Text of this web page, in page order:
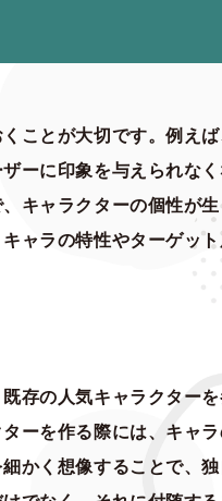
ことが大切です。例え
ーに印象を与えられな
キャラクターの個性が
ャラの特性やターゲッ
存の人気キャラクター
ーを作る際には、キャ
かく想像することで、